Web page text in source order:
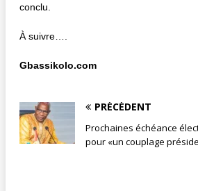
conclu.
À suivre….
Gbassikolo.com
PRÉCÉDENT
Prochaines échéance
pour «un couplage